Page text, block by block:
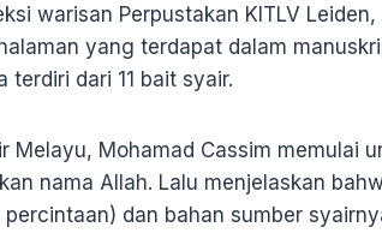
warisan Perpustakan KITLV Leiden,
yang terdapat dalam
terdiri dari 11 bait syair.
Melayu, Mohamad Cassim memulai
nama Allah. Lalu menjelaskan
dan bahan sumber